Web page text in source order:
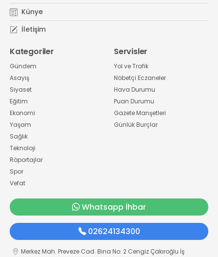
Künye
İletişim
Kategoriler
Gündem
Asayiş
Siyaset
Eğitim
Ekonomi
Yaşam
Sağlık
Teknoloji
Röportajlar
Spor
Vefat
Servisler
Yol ve Trafik
Nöbetçi Eczaneler
Hava Durumu
Puan Durumu
Gazete Manşetleri
Günlük Burçlar
Whatsapp İhbar
02624134300
Merkez Mah. Preveze Cad. Bina No: 2 Cengiz Çakıroğlu İş